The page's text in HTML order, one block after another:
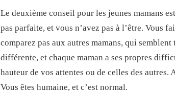
Le deuxième conseil pour les jeunes mamans
pas parfaite, et vous n’avez pas à l’être. Vous
comparez pas aux autres mamans, qui
différente, et chaque maman a ses propres
hauteur de vos attentes ou de celles des
Vous êtes humaine, et c’est normal.